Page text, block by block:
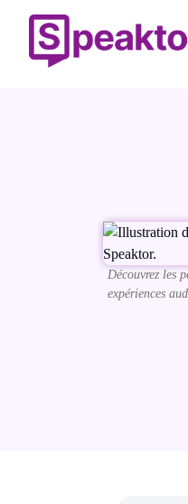
Découvrez les
expériences